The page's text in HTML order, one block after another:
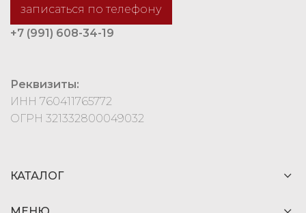
записаться по телефону
+7 (991) 608-34-19
Реквизиты:
ИНН 760411765772
ОГРН 321332800049032
КАТАЛОГ